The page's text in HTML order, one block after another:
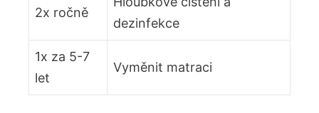
2x ročně
dezinfekce
1x za 5-7
let
Vyměnit matraci